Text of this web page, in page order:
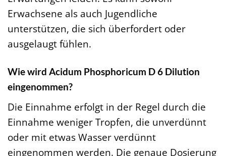
Erwachsene als auch Jugendliche
unterstützen, die sich überfordert oder
ausgelaugt fühlen.
Wie wird Acidum Phosphoricum D 6 Dilution
eingenommen?
Die Einnahme erfolgt in der Regel durch die
Einnahme weniger Tropfen, die unverdünnt
oder mit etwas Wasser verdünnt
eingenommen werden. Die genaue Dosierung